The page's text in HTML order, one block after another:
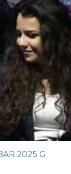
2025 G